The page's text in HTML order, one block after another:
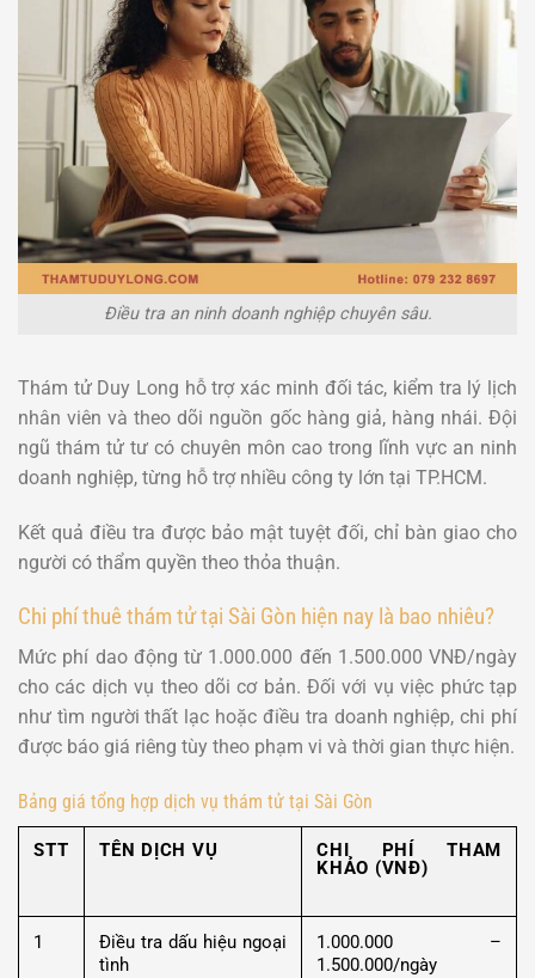
Điều tra an ninh doanh nghiệp chuyên sâu.
Thám tử Duy Long hỗ trợ xác minh đối tác, kiểm tra lý lịch
nhân viên và theo dõi nguồn gốc hàng giả, hàng nhái. Đội
ngũ thám tử tư có chuyên môn cao trong lĩnh vực an ninh
doanh nghiệp, từng hỗ trợ nhiều công ty lớn tại TP.HCM.
Kết quả điều tra được bảo mật tuyệt đối, chỉ bàn giao cho
người có thẩm quyền theo thỏa thuận.
Chi phí thuê thám tử tại Sài Gòn hiện nay là bao nhiêu?
Mức phí dao động từ 1.000.000 đến 1.500.000 VNĐ/ngày
cho các dịch vụ theo dõi cơ bản. Đối với vụ việc phức tạp
như tìm người thất lạc hoặc điều tra doanh nghiệp, chi phí
được báo giá riêng tùy theo phạm vi và thời gian thực hiện.
Bảng giá tổng hợp dịch vụ thám tử tại Sài Gòn
STT TÊN DỊCH VỤ
CHI PHÍ THAM
KHẢO (VNĐ)
1
Điều tra dấu hiệu ngoại
tình
1.000.000 –
1.500.000/ngày